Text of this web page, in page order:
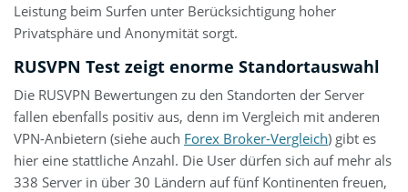
Leistung beim Surfen unter Berücksichtigung hoher
Privatsphäre und Anonymität sorgt.
RUSVPN Test zeigt enorme Standortauswahl
Die RUSVPN Bewertungen zu den Standorten der Server
fallen ebenfalls positiv aus, denn im Vergleich mit anderen
VPN-Anbietern (siehe auch Forex Broker-Vergleich) gibt es
hier eine stattliche Anzahl. Die User dürfen sich auf mehr als
338 Server in über 30 Ländern auf fünf Kontinenten freuen,